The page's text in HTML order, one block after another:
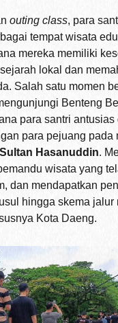
outing class, para
tempat wisata
mereka memiliki
lokal dan
Salah satu momen
Benteng
para santri
para pejuang pada
Sultan Hasanuddin.
wisata yang
dan mendapatkan
hingga skema jalur
Kota Daeng.